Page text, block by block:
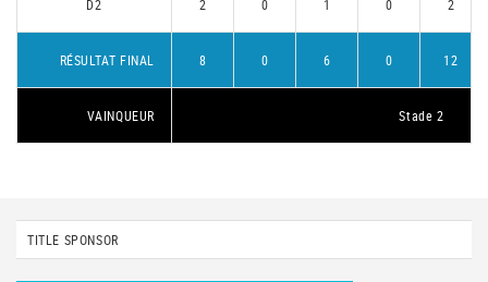
D2 2 0 1 0 2
RÉSULTAT FINAL 8 0 6 0 12
VAINQUEUR Stade 2
TITLE SPONSOR